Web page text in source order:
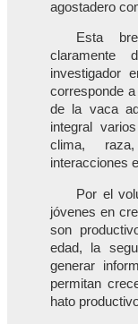
agostadero
Esta
claramente
investigador
corresponde
de la vaca
integral
clima,
interacciones
Por el
jóvenes en
son
edad, la
generar
permitan
hato